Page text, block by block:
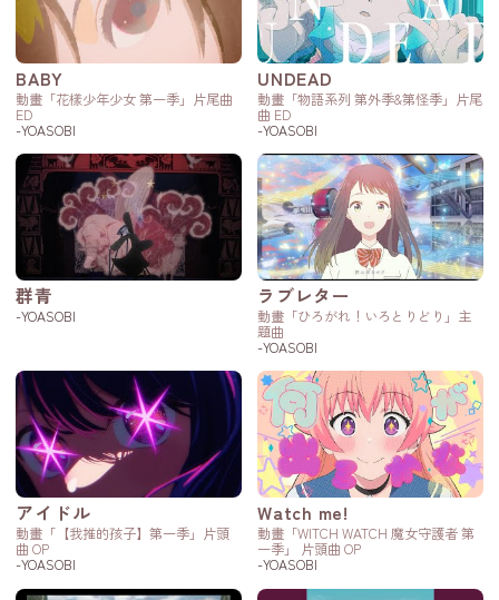
BABY
動畫「花樣少年少女 第一季」片尾曲
ED
-YOASOBI
UNDEAD
動畫「物語系列 第外季&第怪季」片尾
曲 ED
-YOASOBI
群青
-YOASOBI
ラブレター
動畫「ひろがれ！いろとりどり」主
題曲
-YOASOBI
アイドル
動畫「【我推的孩子】第一季」片頭
曲 OP
-YOASOBI
Watch me!
動畫「WITCH WATCH 魔女守護者 第
一季」 片頭曲 OP
-YOASOBI